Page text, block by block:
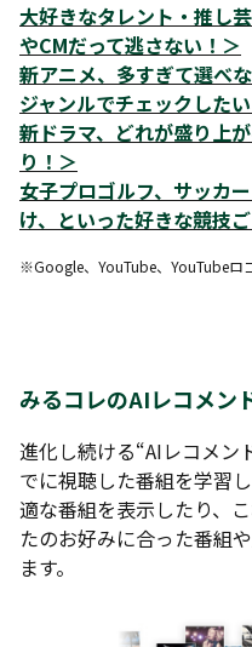
大好きなタレント・推し
やCMだって逃さない！ ＞
新アニメ、多すぎて選べ
ジャンルでチェックしたい
新ドラマ、どれが盛り上
り！ ＞
女子プロゴルフ、サッカ
け、といった好きな競技
※Google、YouTube、YouTubeロ
みるコレのAIレコメン
進化し続ける“AIレコメン
でに視聴した番組を学習
適な番組を表示したり、
たのお好みに合った番組
ます。